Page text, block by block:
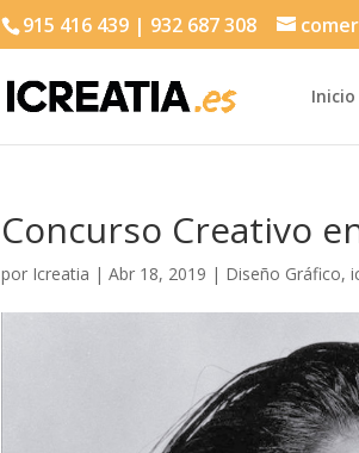
915 416 439 | 932 687 308
Inicio
Concurso Creativo
por Icreatia |Abr 18, 2019 | Diseño Gráfico,